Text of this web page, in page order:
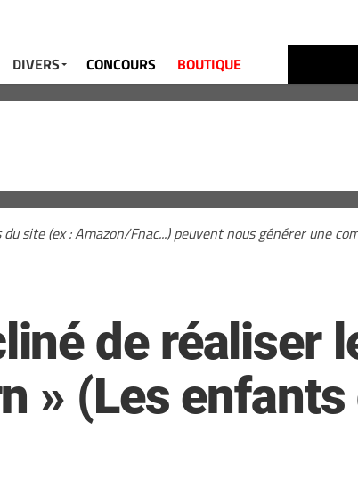
DIVERS CONCOURS BOUTIQUE
site (ex : Amazon/Fnac...) peuvent nous générer une
de réaliser
» (Les